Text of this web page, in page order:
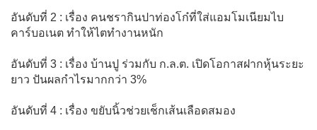
อันดับที่ 2 : เรื่อง คนชรากินปาท่องโก๋ที่ใส่แอมโมเนียมไบ
คาร์บอเนต ทำให้ไตทำงานหนัก
อันดับที่ 3 : เรื่อง บ้านปู ร่วมกับ ก.ล.ต. เปิดโอกาสฝากหุ้นระยะ
ยาว ปันผลกำไรมากกว่า 3%
อันดับที่ 4 : เรื่อง ขยับนิ้วช่วยเช็กเส้นเลือดสมอง